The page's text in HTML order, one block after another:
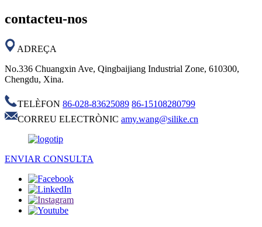
contacteu-nos
ADREÇA
No.336 Chuangxin Ave, Qingbaijiang Industrial Zone, 610300,
Chengdu, Xina.
TELÈFON 86-028-83625089 86-15108280799
CORREU ELECTRÒNIC amy.wang@silike.cn
ENVIAR CONSULTA